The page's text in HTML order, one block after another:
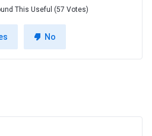
This Useful (57 Votes)
No